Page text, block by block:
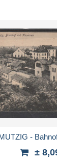
-
±